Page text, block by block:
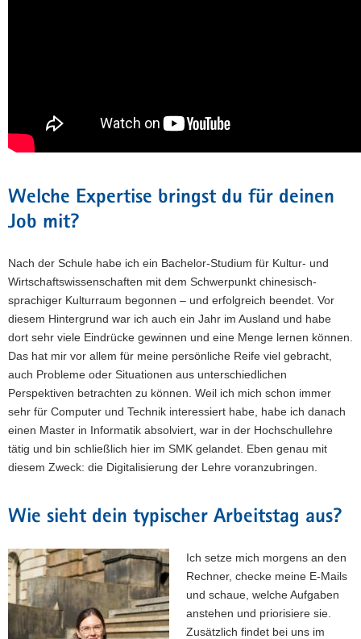
Welche Expertise bringst du für deinen
Job mit?
Nach der Schule habe ich ein Bachelor-Studium für Kultur- und
Wirtschaftswissenschaften mit dem Schwerpunkt chinesisch-
sprachiger Kulturraum begonnen – und erfolgreich beendet. Vor
diesem Hintergrund war ich auch ein Jahr im Ausland und habe
dort sehr viele Eindrücke gewinnen und eine Menge lernen können.
Das hat mir vor allem für meine persönliche Reife viel gebracht,
auch Probleme oder Situationen aus unterschiedlichen
Perspektiven betrachten zu können. Weil ich mich schon immer
sehr für Computer und Technik interessiert habe, habe ich danach
einen Master in Informatik absolviert, war in der Hochschullehre
tätig und bin schließlich hier im SMK gelandet. Eben genau mit
diesem Zweck: die Digitalisierung der Lehre voranzubringen.
Wie sieht dein typischer Arbeitstag aus?
Ich setze mich morgens an den
Rechner, checke meine E-Mails
und schaue, welche Aufgaben
anstehen und priorisiere sie.
Zusätzlich findet bei uns im